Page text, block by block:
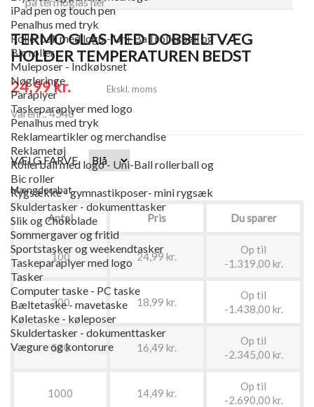
iPad pen og touch pen
Penalhus med tryk
Rollerball med logo - Uni-Ball rollerball og
Bic roller
Muleposer - Indkøbsnet
Nøgleringe
Paraplyer
Taskeparaplyer med logo
Penalhus med tryk
Reklameartikler og merchandise
Reklametøj
Rollerball med logo - Uni-Ball rollerball og
Bic roller
Rygsække - gymnastikposer- mini rygsæk
Skuldertasker - dokumenttasker
Slik og Chokolade
Sommergaver og fritid
Sportstasker og weekendtasker
Taskeparaplyer med logo
Tasker
Computer taske - PC taske
Bæltetaske - mavetaske
Køletaske - køleposer
Skuldertasker - dokumenttasker
Vægure og kontorure
TERMO GLAS MED DOBBELTVÆG
HOLDER TEMPERATUREN BEDST
24,99 kr.
Ekskl. moms
Varenr.: 4546
VÆLG FARVE
Mængderabat
Antal Pris Du sparer
100 24,99 kr.
Op til
-1.319,00 kr.
200 18,99 kr.
Op til
-1.438,00 kr.
500 16,49 kr.
Op til
-2.345,00 kr.
1000 14,49 kr.
Op til
-2.690,00 kr.